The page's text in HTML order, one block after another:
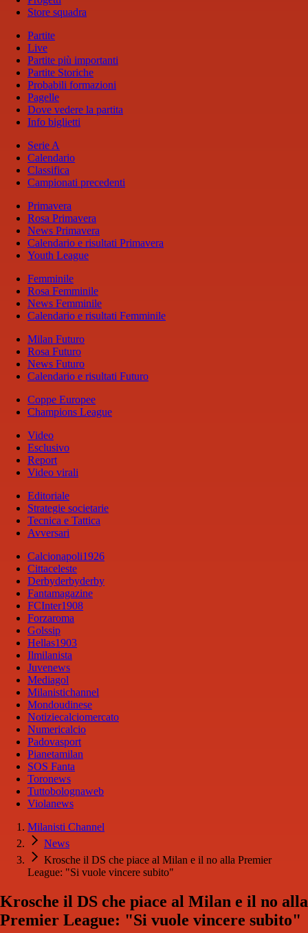
Store squadra
Partite
Live
Partite più importanti
Partite Storiche
Probabili formazioni
Pagelle
Dove vedere la partita
Info biglietti
Serie A
Calendario
Classifica
Campionati precedenti
Primavera
Rosa Primavera
News Primavera
Calendario e risultati Primavera
Youth League
Femminile
Rosa Femminile
News Femminile
Calendario e risultati Femminile
Milan Futuro
Rosa Futuro
News Futuro
Calendario e risultati Futuro
Coppe Europee
Champions League
Video
Esclusivo
Report
Video virali
Editoriale
Strategie societarie
Tecnica e Tattica
Avversari
Calcionapoli1926
Cittaceleste
Derbyderbyderby
Fantamagazine
FCInter1908
Forzaroma
Golssip
Hellas1903
Ilmilanista
Juvenews
Mediagol
Milanistichannel
Mondoudinese
Notiziecalciomercato
Numericalcio
Padovasport
Pianetamilan
SOS Fanta
Toronews
Tuttobolognaweb
Violanews
Milanisti Channel
News
Krosche il DS che piace al Milan e il no alla Premier
League: "Si vuole vincere subito"
Krosche il DS che piace al Milan e il no alla
Premier League: "Si vuole vincere subito"